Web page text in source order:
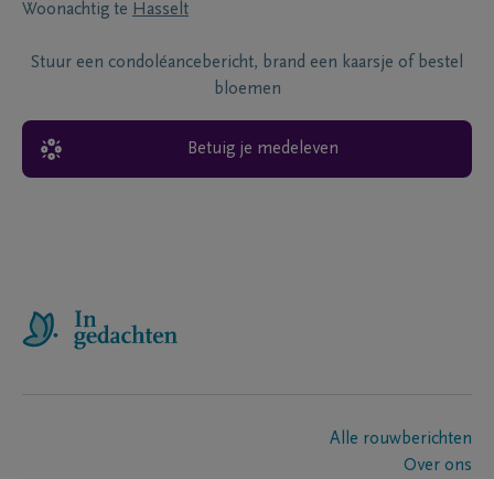
Woonachtig te Hasselt
Stuur een condoléancebericht, brand een kaarsje of bestel
bloemen
Betuig je medeleven
Alle rouwberichten
Over ons